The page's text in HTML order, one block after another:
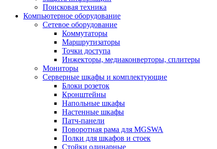
Поисковая техника
Компьютерное оборудование
Сетевое оборудование
Коммутаторы
Маршрутизаторы
Точки доступа
Инжекторы, медиаконверторы, сплитеры
Мониторы
Серверные шкафы и комплектующие
Блоки розеток
Кронштейны
Напольные шкафы
Настенные шкафы
Патч-панели
Поворотная рама для MGSWA
Полки для шкафов и стоек
Стойки одинарные